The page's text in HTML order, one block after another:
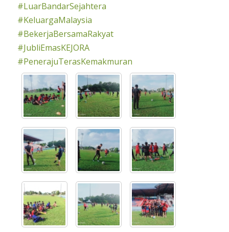
#LuarBandarSejahtera
#KeluargaMalaysia
#BekerjaBersamaRakyat
#JubliEmasKEJORA
#PenerajuTerasKemakmuran